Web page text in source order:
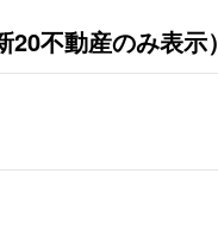
不動産のみ表示）